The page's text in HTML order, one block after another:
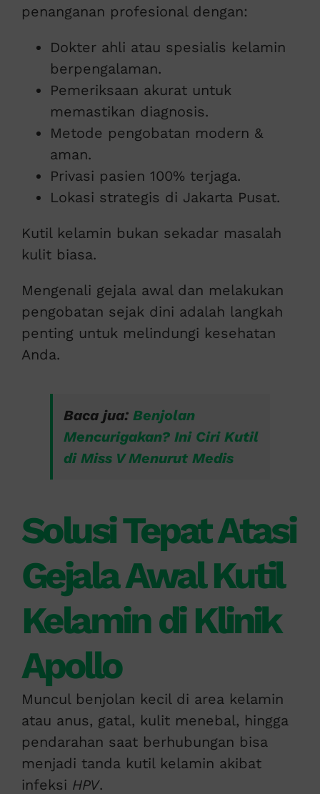
penanganan profesional dengan:
Dokter ahli atau spesialis kelamin
berpengalaman.
Pemeriksaan akurat untuk
memastikan diagnosis.
Metode pengobatan modern &
aman.
Privasi pasien 100% terjaga.
Lokasi strategis di Jakarta Pusat.
Kutil kelamin bukan sekadar masalah
kulit biasa.
Mengenali gejala awal dan melakukan
pengobatan sejak dini adalah langkah
penting untuk melindungi kesehatan
Anda.
Baca jua: Benjolan
Mencurigakan? Ini Ciri Kutil
di Miss V Menurut Medis
Solusi Tepat Atasi
Gejala Awal Kutil
Kelamin di Klinik
Apollo
Muncul benjolan kecil di area kelamin
atau anus, gatal, kulit menebal, hingga
pendarahan saat berhubungan bisa
menjadi tanda kutil kelamin akibat
infeksi HPV.